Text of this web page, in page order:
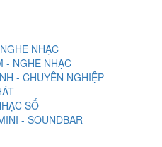
NHẠC
- NGHE NHẠC
- CHUYÊN NGHIỆP
SỐ
- SOUNDBAR